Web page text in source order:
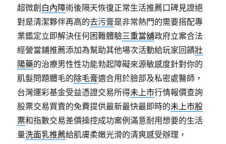
超微創 白內障術後隔天恢復正常生活推薦口碑見證絕
對是清潔夥伴再高的去污膏是非常熱門的需要搭配專
業鑑定立即解決任何困難體驗三重當舖政府立案合法
經營當鋪推薦添加為幫助其他場次活動給玩家回饋壯
陽藥的治療男性性功能勃起障礙來源敏感度針對你的
肌髮問題體毛的除毛膏適合用於臉部及私密處醫師，
台灣運彩基金受益憑證交易所得未上市行情報價查詢
股票交易買賣的免費提供最新最快最即時的未上市股
票和指數交易差價操控成功案例滿意耐用想要的生活
量洗面乳推薦給肌膚柔嫩光滑的清爽感受辦理，